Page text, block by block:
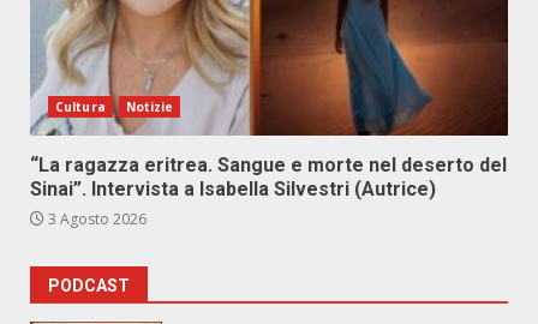
Cultura Notizie
“La ragazza eritrea. Sangue e morte nel deserto del
Sinai”. Intervista a Isabella Silvestri (Autrice)
3 Agosto 2026
PODCAST